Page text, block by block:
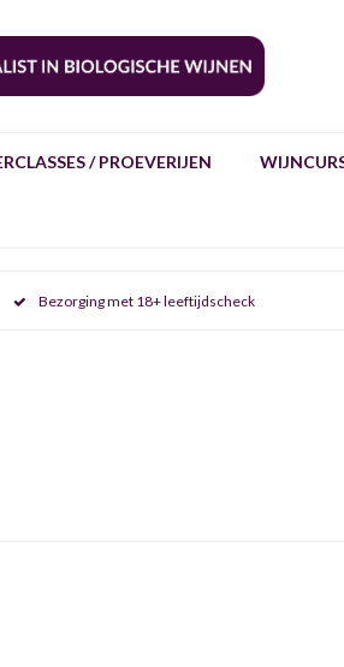
/ PROEVERIJEN
Bezorging met 18+ leeftijdscheck